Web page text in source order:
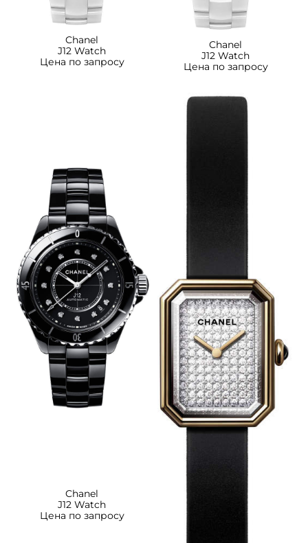
Chanel
J12 Watch
Цена по запросу
Chanel
J12 Watch
Цена по запросу
Chanel
J12 Watch
Цена по запросу